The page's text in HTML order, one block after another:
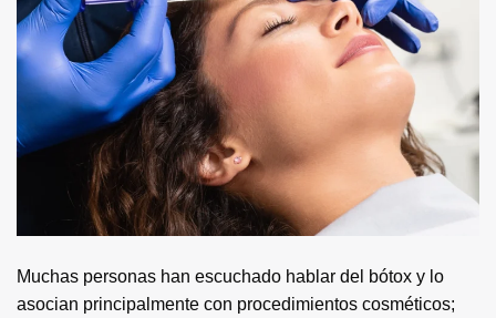
Muchas personas han escuchado hablar del bótox y lo
asocian principalmente con procedimientos cosméticos;